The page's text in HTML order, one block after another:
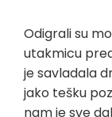
Odigrali su
utakmicu
je savladala
jako tešku
nam je sve